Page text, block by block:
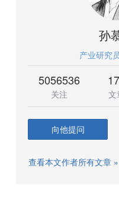
孙
产业研究
5056536
关注 文
向他提问
查看本文作者所有文章 »